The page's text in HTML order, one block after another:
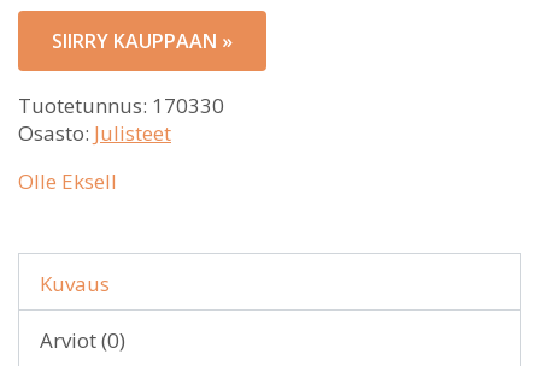
SIIRRY KAUPPAAN »
Tuotetunnus: 170330
Osasto: Julisteet
Olle Eksell
Kuvaus
Arviot (0)